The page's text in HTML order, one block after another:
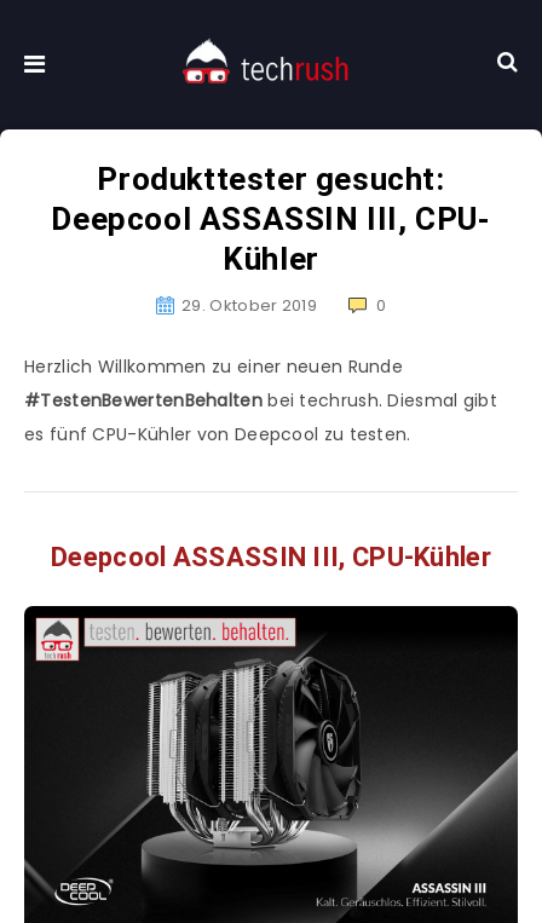
Produkttester gesucht:
Deepcool ASSASSIN III, CPU-
Kühler
29. Oktober 2019 0
Herzlich Willkommen zu einer neuen Runde
#TestenBewertenBehaltenbei techrush. Diesmal gibt
es fünf CPU-Kühler von Deepcool zu testen.
Deepcool ASSASSIN III, CPU-Kühler